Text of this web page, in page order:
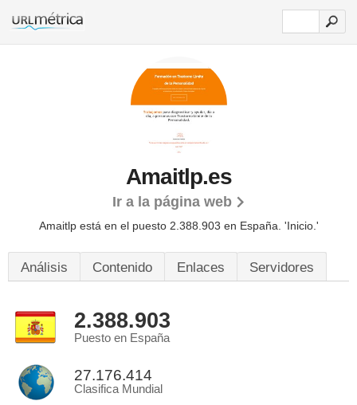
Amaitlp.es
Ir a la página web
Amaitlp está en el puesto 2.388.903 en España. 'Inicio.'
Análisis Contenido Enlaces Servidores
2.388.903
Puesto en España
27.176.414
Clasifica Mundial